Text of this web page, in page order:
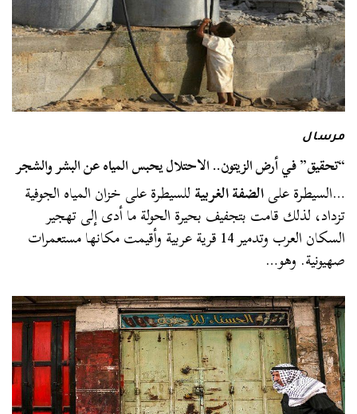
مرسال
“تحقيق” في أرض الزيتون.. الاحتلال يحبس المياه عن البشر والشجر
…السيطرة علىالضفة الغربيةللسيطرة على خزان المياه الجوفية
تزداد، لذلك قامت بتجفيف بحيرة الحولة ما أدى إلى تهجير
السكان العرب وتدمير 14 قرية عربية وأقيمت مكانها مستعمرات
صهيونية. وهو…